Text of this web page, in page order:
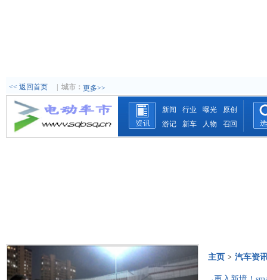
<< 返回首页 城市： 更多>>
新闻 行业 曝光
原创
游记
新车 人物 召回
主页 > 汽车资